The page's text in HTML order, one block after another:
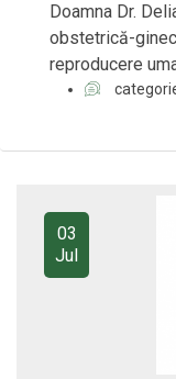
Doamna Dr.
obstetrică-
reproducere
03
Jul